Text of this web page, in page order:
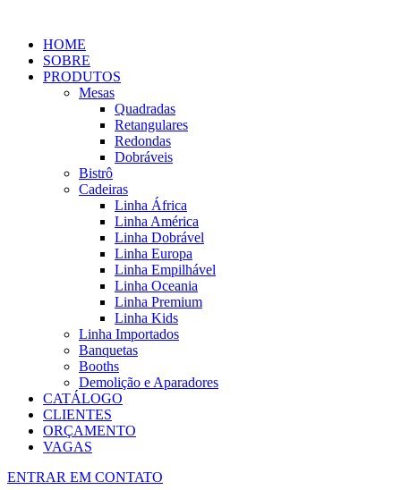
HOME
SOBRE
PRODUTOS
Mesas
Quadradas
Retangulares
Redondas
Dobráveis
Bistrô
Cadeiras
Linha África
Linha América
Linha Dobrável
Linha Europa
Linha Empilhável
Linha Oceania
Linha Premium
Linha Kids
Linha Importados
Banquetas
Booths
Demolição e Aparadores
CATÁLOGO
CLIENTES
ORÇAMENTO
VAGAS
ENTRAR EM CONTATO